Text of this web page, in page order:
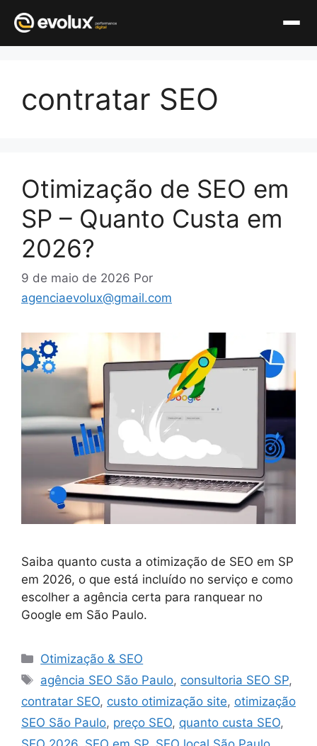
conteúdo
contratar SEO
Otimização de SEO em
SP – Quanto Custa em
2026?
9 de maio de 2026 Por
agenciaevolux@gmail.com
Saiba quanto custa a otimização de SEO em SP
em 2026, o que está incluído no serviço e como
escolher a agência certa para ranquear no
Google em São Paulo.
Categorias
Otimização & SEO
Tags
agência SEO São Paulo, consultoria SEO SP,
contratar SEO, custo otimização site, otimização
SEO São Paulo, preço SEO, quanto custa SEO,